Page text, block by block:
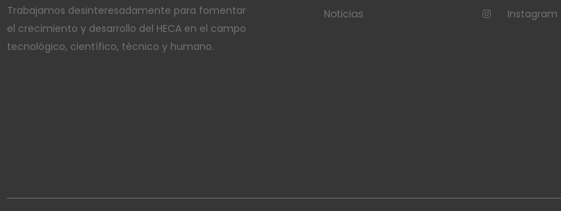
Trabajamos desinteresadamente para fomentar
el crecimiento y desarrollo del HECA en el campo
tecnológico, científico, técnico y humano.
Noticias
Instagram